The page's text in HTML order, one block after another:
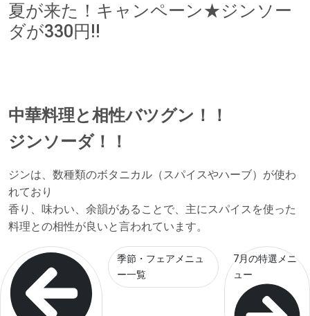
夏が来た！キャンペーン★ジンソー
ダが330円!!
中華料理と相性バツグン！！
ジンソーダ！！
ジンは、数種類のボタニカル（スパイスやハーブ）が使わ
れており
香り、味わい、余韻があることで、主にスパイスを使った
料理との相性が良いと言われています。
季節・フェアメニュ
ー一覧
7月の特選メニ
ュー